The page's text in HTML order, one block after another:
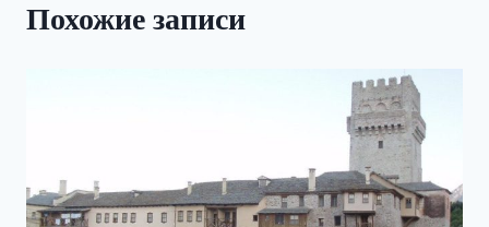
Похожие записи